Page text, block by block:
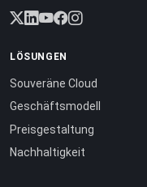
LÖSUNGEN
Souveräne Cloud
Geschäftsmodell
Preisgestaltung
Nachhaltigkeit